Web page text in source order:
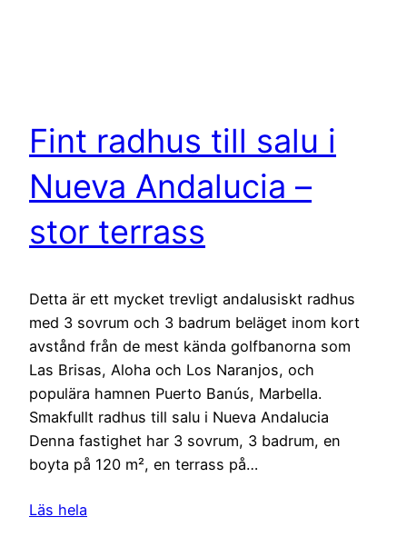
Fint radhus till salu i
Nueva Andalucia –
stor terrass
Detta är ett mycket trevligt andalusiskt radhus
med 3 sovrum och 3 badrum beläget inom kort
avstånd från de mest kända golfbanorna som
Las Brisas, Aloha och Los Naranjos, och
populära hamnen Puerto Banús, Marbella.
Smakfullt radhus till salu i Nueva Andalucia
Denna fastighet har 3 sovrum, 3 badrum, en
boyta på 120 m², en terrass på…
Läs hela